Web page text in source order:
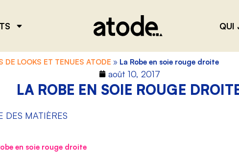
QUI
DE LOOKS ET TENUES ATODE » La Robe en soie rouge droite
août 10, 2017
LA ROBE EN SOIE ROUGE
DES MATIÈRES
en soie rouge droite